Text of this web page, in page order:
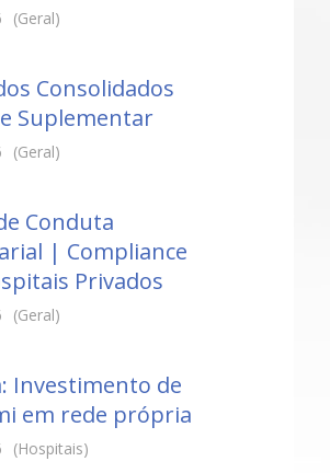
(Geral)
Consolidados
Suplementar
(Geral)
Conduta
| Compliance
Privados
(Geral)
Investimento de
em rede própria
(Hospitais)